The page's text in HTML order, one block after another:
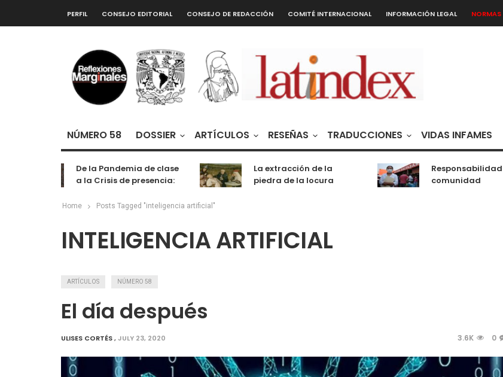
PERFIL CONSEJO EDITORIAL CONSEJO DE REDACCIÓN COMITÉ INTERNACIONAL INFORMACIÓN LEGAL
NÚMERO 58 DOSSIER ARTÍCULOS RESEÑAS TRADUCCIONES VIDAS INFAMES
De la Pandemia de clase
a la Crisis de presencia:
entretenimiento
La extracción de la
piedra de la locura
Responsabilidad
comunidad
Home Posts Tagged "inteligencia artificial"
INTELIGENCIA ARTIFICIAL
ARTÍCULOS NÚMERO 58
El día después
ULISES CORTÉS,JULY 23, 2020 3.6K 0